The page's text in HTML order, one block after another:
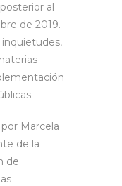
al
de 2019.
Marcela
de la
de